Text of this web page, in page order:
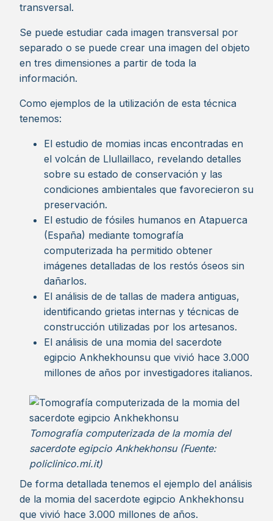
transversal.
Se puede estudiar cada imagen transversal por
separado o se puede crear una imagen del objeto
en tres dimensiones a partir de toda la
información.
Como ejemplos de la utilización de esta técnica
tenemos:
El estudio de momias incas encontradas en
el volcán de Llullaillaco, revelando detalles
sobre su estado de conservación y las
condiciones ambientales que favorecieron su
preservación.
El estudio de fósiles humanos en Atapuerca
(España) mediante tomografía
computerizada ha permitido obtener
imágenes detalladas de los restós óseos sin
dañarlos.
El análisis de de tallas de madera antiguas,
identificando grietas internas y técnicas de
construcción utilizadas por los artesanos.
El análisis de una momia del sacerdote
egipcio Ankhekhounsu que vivió hace 3.000
millones de años por investigadores italianos.
Tomografía computerizada de la momia del
sacerdote egipcio Ankhekhonsu (Fuente:
policlinico.mi.it)
De forma detallada tenemos el ejemplo del análisis
de la momia del sacerdote egipcio Ankhekhonsu
que vivió hace 3.000 millones de años.